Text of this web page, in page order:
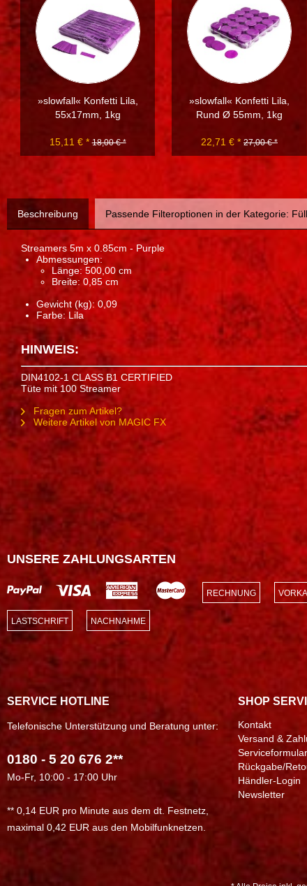
»slowfall« Konfetti Lila,
55x17mm, 1kg
15,11 € * 18,00 € *
»slowfall« Konfetti Lila,
Rund Ø 55mm, 1kg
22,71 € * 27,00 € *
Beschreibung Passende Filteroptionen in der Kategorie:
Streamers 5m x 0.85cm - Purple
Abmessungen:
Länge: 500,00 cm
Breite: 0,85 cm
Gewicht (kg): 0,09
Farbe: Lila
HINWEIS:
DIN4102-1 CLASS B1 CERTIFIED
Tüte mit 100 Streamer
Fragen zum Artikel?
Weitere Artikel von MAGIC FX
UNSERE ZAHLUNGSARTEN
RECHNUNG
LASTSCHRIFT NACHNAHME
SERVICE HOTLINE
Telefonische Unterstützung und Beratung unter:
0180 - 5 20 676 2**
Mo-Fr, 10:00 - 17:00 Uhr
** 0,14 EUR pro Minute aus dem dt. Festnetz,
maximal 0,42 EUR aus den Mobilfunknetzen.
SHOP
Kontakt
Versand &
Rückgabe/
Händler-Login
Newsletter